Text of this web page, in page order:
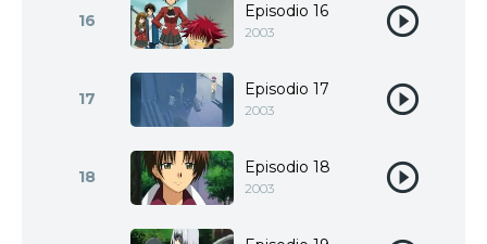
16 Episodio 16
2003
17 Episodio 17
2003
18 Episodio 18
2003